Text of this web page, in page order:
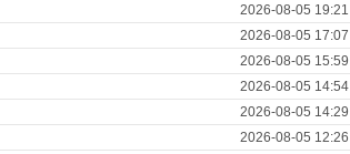
2026-08-05 19:21
2026-08-05 17:07
2026-08-05 15:59
2026-08-05 14:54
2026-08-05 14:29
2026-08-05 12:26